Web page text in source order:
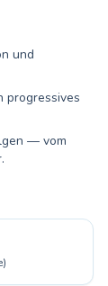
und
progressives
— vom